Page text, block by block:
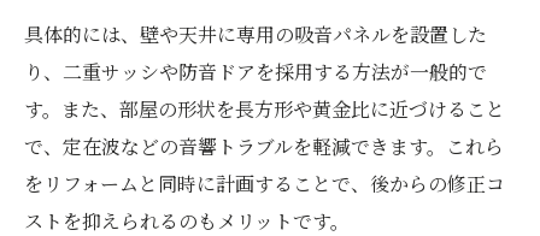
プロが教える音響設計のリフォーム応用事
アコースティックエンジニアリングの知見を
自宅で活用
音響設計の基礎を学びリフォームで実践す
具体的には、壁や天井に専用の吸音パネルを設置した
り、二重サッシや防音ドアを採用する方法が一般的で
す。また、部屋の形状を長方形や黄金比に近づけること
で、定在波などの音響トラブルを軽減できます。これら
をリフォームと同時に計画することで、後からの修正コ
ストを抑えられるのもメリットです。